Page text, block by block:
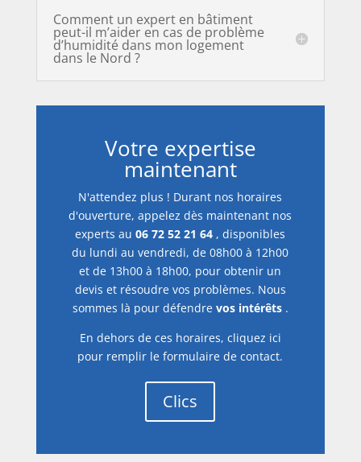
Comment un expert en bâtiment
peut-il m’aider en cas de problème
d’humidité dans mon logement
dans le Nord ?
Votre expertise
maintenant
N'attendez plus ! Durant nos horaires
d'ouverture, appelez dès maintenant nos
experts au06 72 52 21 64 , disponibles
du lundi au vendredi, de 08h00 à 12h00
et de 13h00 à 18h00, pour obtenir un
devis et résoudre vos problèmes. Nous
sommes là pour défendre vos intérêts.
En dehors de ces horaires, cliquez ici
pour remplir le formulaire de contact.
Clics